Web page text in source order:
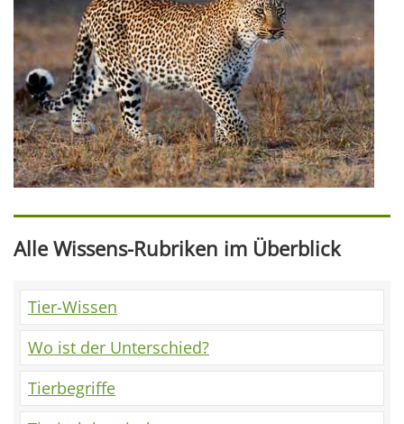
Alle Wissens-Rubriken im Überblick
Tier-Wissen
Wo ist der Unterschied?
Tierbegriffe